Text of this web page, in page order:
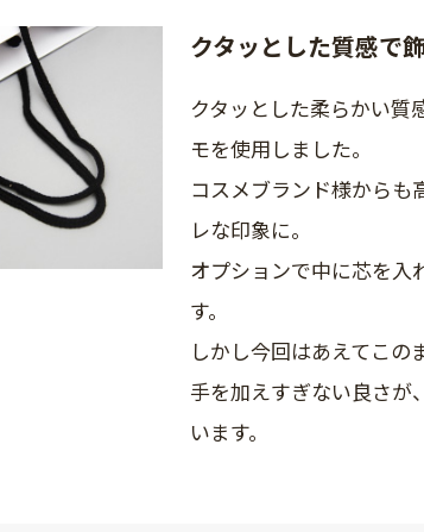
クタッとした質感で
クタッとした柔らかい質
モを使用しました。
コスメブランド様からも
レな印象に。
オプションで中に芯を入
す。
しかし今回はあえてこの
手を加えすぎない良さが
います。